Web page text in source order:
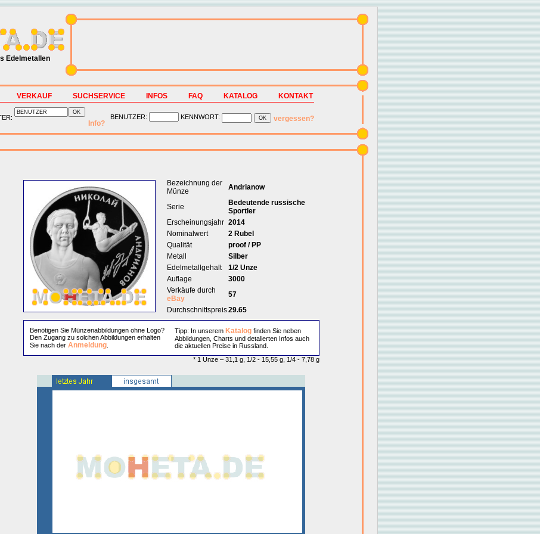
Edelmetallen
VERKAUF SUCHSERVICE INFOS FAQ KATALOG KONTAKT
Info?
BENUTZER: KENNWORT: vergessen?
Bezeichnung der
Münze
Andrianow
Serie
Bedeutende russische
Sportler
Erscheinungsjahr 2014
Nominalwert
2 Rubel
Qualität
proof / PP
Metall
Silber
Edelmetallgehalt
1/2 Unze
Auflage
3000
Verkäufe durch
eBay
57
Durchschnittspreis29.65
Benötigen Sie Münzenabbildungen ohne Logo?
Den Zugang zu solchen Abbildungen erhalten
Sie nach der Anmeldung.
Tipp: In unserem Katalogfinden Sie neben
Abbildungen, Charts und detalierten Infos auch
die aktuellen Preise in Russland.
* 1 Unze – 31,1 g, 1/2 - 15,55 g, 1/4 - 7,78 g